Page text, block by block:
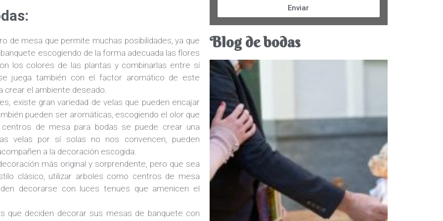
de mesa que permite muchas posibilidades, ya que
escogiendo de la forma adecuada las flores
los colores de las plantas y combinarlas entre sí
juega también con el factor aromático de este
crear el ambiente deseado.
existe gran variedad de velas que pueden encajar
pueden ser aromáticas, escogiendo el olor que
de mesa para bodas se puede crear una
velas por sí solas no nos convencen, pueden
a la decoración escogida.
más original y sorprendente, pero que sea
clásico, utilizar arboles como centros de mesa
decorarse con luces tenues que amenicen el
que deciden decorar sus mesas de banquete con
Enviar
Blog de bodas